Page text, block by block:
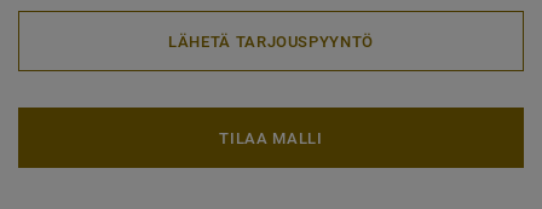
LÄHETÄ TARJOUSPYYNTÖ
TILAA MALLI